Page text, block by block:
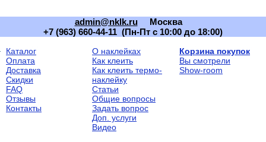
admin@nklk.ru
Москва
+7 (963) 660-44-11 (Пн-Пт с 10:00 до 18:00)
Каталог
Оплата
Доставка
Скидки
FAQ
Отзывы
Контакты
О наклейках
Как клеить
Как клеить термо-
наклейку
Статьи
Общие вопросы
Задать вопрос
Доп. услуги
Видео
Корзина покупок
Вы смотрели
Show-room